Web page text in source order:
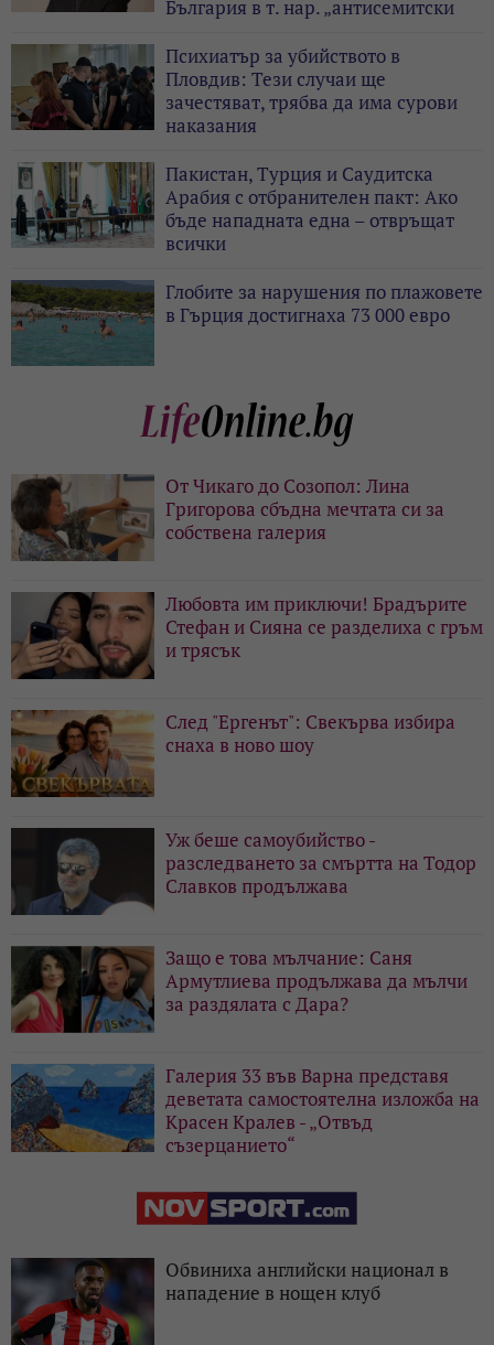
България в т. нар. „антисемитски
Психиатър за убийството в
Пловдив: Тези случаи ще
зачестяват, трябва да има сурови
наказания
Пакистан, Турция и Саудитска
Арабия с отбранителен пакт: Ако
бъде нападната една – отвръщат
всички
Глобите за нарушения по плажовете
в Гърция достигнаха 73 000 евро
От Чикаго до Созопол: Лина
Григорова сбъдна мечтата си за
собствена галерия
Любовта им приключи! Брадърите
Стефан и Сияна се разделиха с гръм
и трясък
След "Ергенът": Свекърва избира
снаха в ново шоу
Уж беше самоубийство -
разследването за смъртта на Тодор
Славков продължава
Защо е това мълчание: Саня
Армутлиева продължава да мълчи
за раздялата с Дара?
Галерия 33 във Варна представя
деветата самостоятелна изложба на
Красен Кралев - „Отвъд
съзерцанието“
Обвиниха английски национал в
нападение в нощен клуб